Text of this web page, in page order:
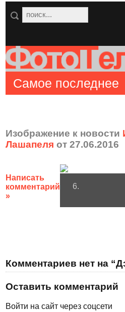
Самое последнее
Изображение к новости
Лашапеля от 27.06.2016
Написать
комментарий
»
6.
Комментариев нет на
Оставить комментарий
Войти на сайт через соцсети